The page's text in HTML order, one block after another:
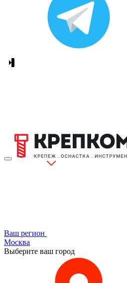
Ваш регион
Москва
Выберите ваш город